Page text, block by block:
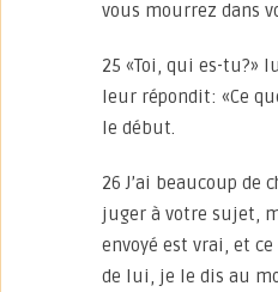
vous mourrez dans
25 «Toi, qui es-tu?»
leur répondit: «Ce
le début.
26 J’ai beaucoup de
juger à votre sujet,
envoyé est vrai, et
de lui, je le dis au